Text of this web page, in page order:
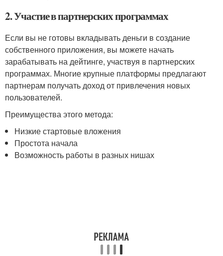
2. Участие в партнерских программах
Если вы не готовы вкладывать деньги в создание
собственного приложения, вы можете начать
зарабатывать на дейтинге, участвуя в партнерских
программах. Многие крупные платформы предлагают
партнерам получать доход от привлечения новых
пользователей.
Преимущества этого метода:
Низкие стартовые вложения
Простота начала
Возможность работы в разных нишах